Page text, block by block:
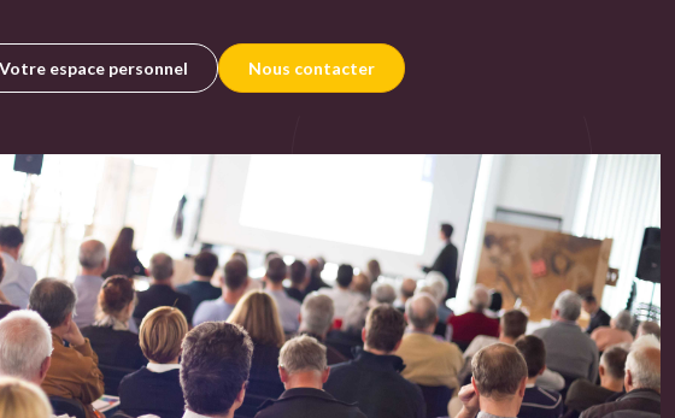
Votre espace personnel Nous contacter